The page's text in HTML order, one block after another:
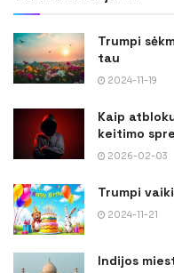
Trumpi
tau
2024-11-19
Kaip
keitimo
2026-02-03
Trumpi
2024-11-21
Indijos